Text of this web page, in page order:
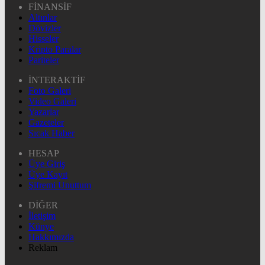
FİNANSİF
Altınlar
Dövizler
Hisseler
Kripto Paralar
Pariteler
İNTERAKTİF
Foto Galeri
Video Galeri
Yazarlar
Gazeteler
Sıcak Haber
HESAP
Üye Giriş
Üye Kayıt
Şifremi Unuttum
DİĞER
İletişim
Künye
Hakkımızda
Reklam